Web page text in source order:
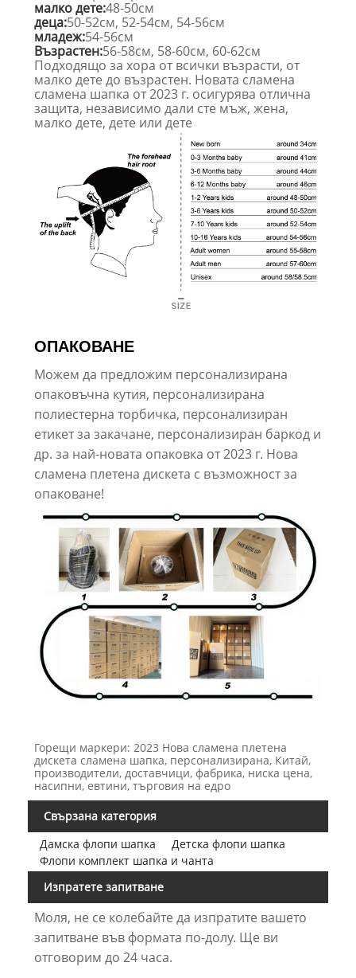
малко дете:48-50см
деца:50-52см, 52-54см, 54-56см
младеж:54-56см
Възрастен:56-58см, 58-60см, 60-62см
Подходящо за хора от всички възрасти, от
малко дете до възрастен. Новата сламена
сламена шапка от 2023 г. осигурява отлична
защита, независимо дали сте мъж, жена,
малко дете, дете или дете
ОПАКОВАНЕ
Можем да предложим персонализирана
опаковъчна кутия, персонализирана
полиестерна торбичка, персонализиран
етикет за закачане, персонализиран баркод и
др. за най-новата опаковка от 2023 г. Нова
сламена плетена дискета с възможност за
опаковане!
Горещи маркери: 2023 Нова сламена плетена
дискета сламена шапка, персонализирана, Китай,
производители, доставчици, фабрика, ниска цена,
насипни, евтини, търговия на едро
Свързана категория
Дамска флопи шапка
Детска флопи шапка
Флопи комплект шапка и чанта
Изпратете запитване
Моля, не се колебайте да изпратите вашето
запитване във формата по-долу. Ще ви
отговорим до 24 часа.